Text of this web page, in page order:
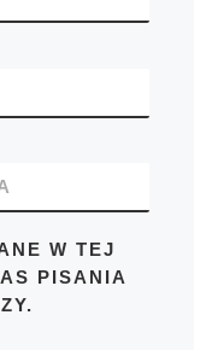
W TEJ
PISANIA